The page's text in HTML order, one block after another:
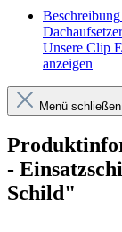
Beschreibung
Unsere Clip
anzeigen
Menü schließen
-
Schild"